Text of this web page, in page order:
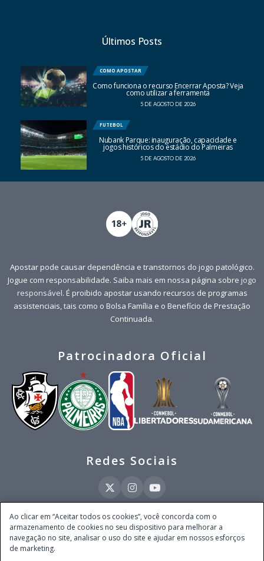
Últimos Posts
COMO APOSTAR
Como funciona o recurso Encerrar Aposta? Veja
como utilizar a ferramenta
5 DE AGOSTO DE 2026
FUTEBOL
Nubank Parque: inauguração, capacidade e
jogos históricos do estádio do Palmeiras
5 DE AGOSTO DE 2026
Apostar pode causar dependência e transtornos do jogo patológico.
Jogue com responsabilidade. Saiba mais em nossa página sobre jogo
responsável. É proibido apostar usando recursos de programas
assistenciais, tais como o Bolsa Família e o Benefício de Prestação
Continuada.
Patrocinadora Oficial
Redes Sociais
Este site é operado pela Ventmear Brasil LTDA (CNPJ 52.868.380/0001-84), com
endereço na Avenida Brigadeiro Faria Lima, nº 4.055, 3º andar, Itaim Bibi, no
Município de São Paulo, Estado de São Paulo, CEP 04538-133, Brasil - empresa
Ao clicar em “Aceitar todos os cookies”, você concorda com o
armazenamento de cookies no seu dispositivo para melhorar a
navegação no site, analisar o uso do site e ajudar em nossos esforços
de marketing.